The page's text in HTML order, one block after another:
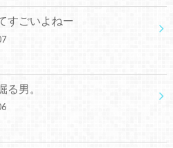
すごいよねー
る男。